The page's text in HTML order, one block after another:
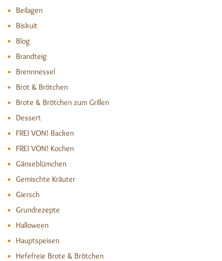
Beilagen
Biskuit
Blog
Brandteig
Brennnessel
Brot & Brötchen
Brote & Brötchen zum Grillen
Dessert
FREI VON! Backen
FREI VON! Kochen
Gänseblümchen
Gemischte Kräuter
Giersch
Grundrezepte
Halloween
Hauptspeisen
Hefefreie Brote & Brötchen